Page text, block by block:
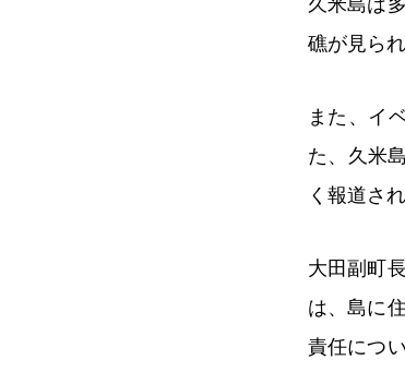
久米島は
礁が見ら
また、イ
た、久米
く報道さ
大田副町
は、島に
責任につ